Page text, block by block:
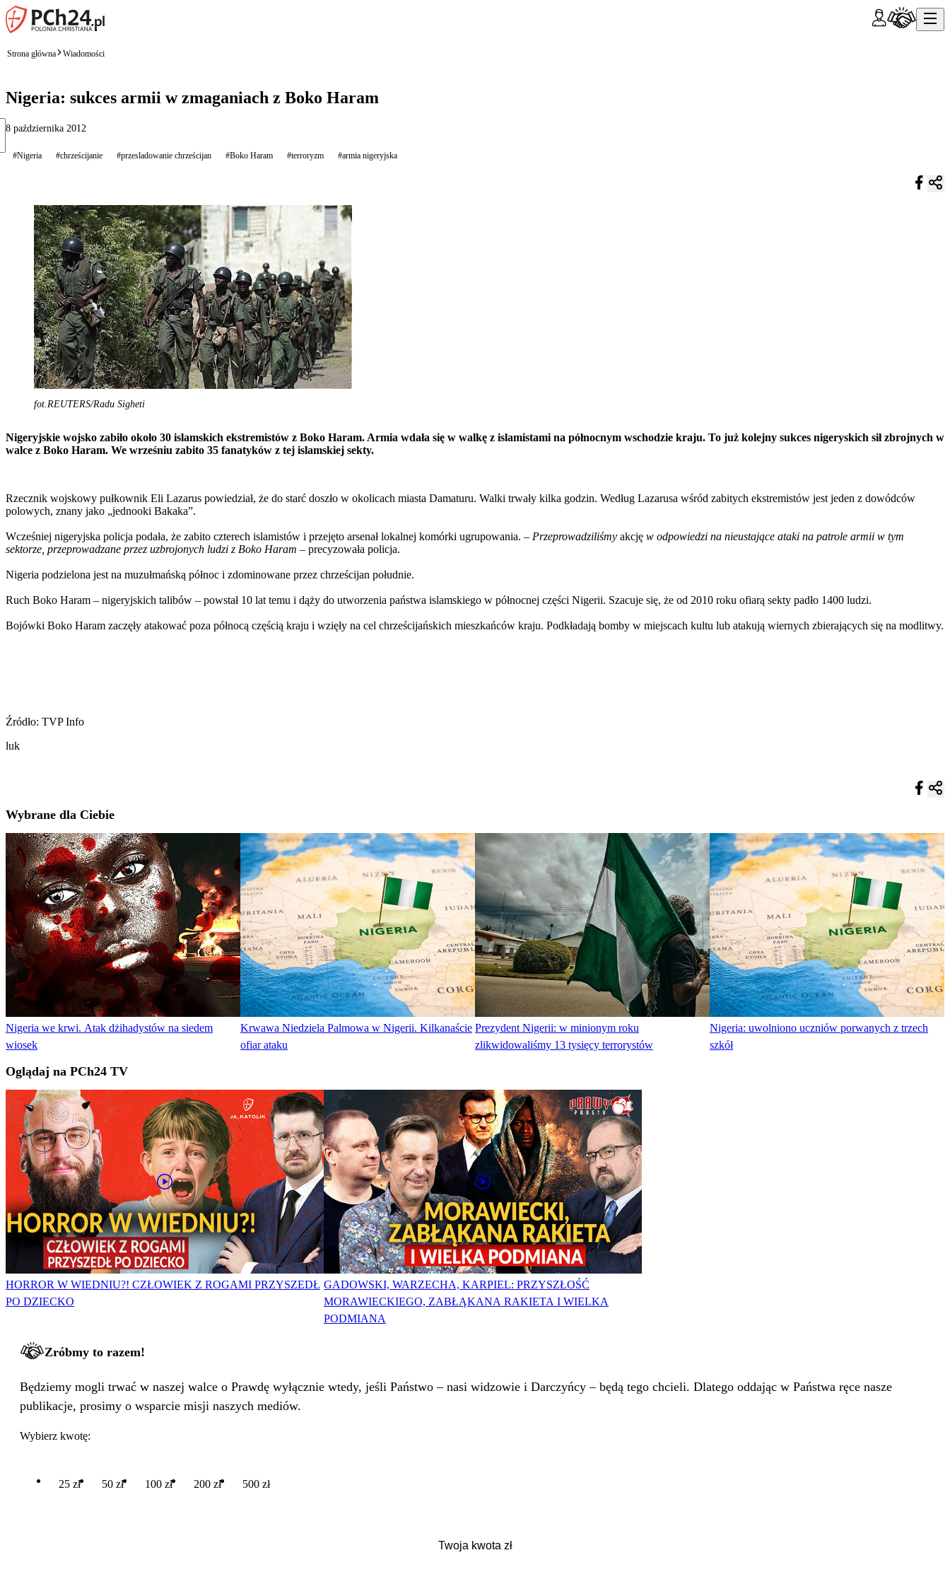
Strona główna Wiadomości
Nigeria: sukces armii w zmaganiach z Boko Haram
8 października 2012
#Nigeria #chrześcijanie #przesladowanie chrześcijan #Boko Haram #terroryzm #armia nigeryjska
fot.REUTERS/Radu Sigheti
Nigeryjskie wojsko zabiło około 30 islamskich ekstremistów z Boko Haram. Armia wdała się w walkę z islamistami na północnym wschodzie kraju. To już kolejny sukces nigeryskich sił zbrojnych w
walce z Boko Haram. We wrześniu zabito 35 fanatyków z tej islamskiej sekty.
Rzecznik wojskowy pułkownik Eli Lazarus powiedział, że do starć doszło w okolicach miasta Damaturu. Walki trwały kilka godzin. Według Lazarusa wśród zabitych ekstremistów jest jeden z dowódców
polowych, znany jako „jednooki Bakaka”.
Wcześniej nigeryjska policja podała, że zabito czterech islamistów i przejęto arsenał lokalnej komórki ugrupowania. – Przeprowadziliśmy akcję w odpowiedzi na nieustające ataki na patrole armii w tym
sektorze, przeprowadzane przez uzbrojonych ludzi z Boko Haram – precyzowała policja.
Nigeria podzielona jest na muzułmańską północ i zdominowane przez chrześcijan południe.
Ruch Boko Haram – nigeryjskich talibów – powstał 10 lat temu i dąży do utworzenia państwa islamskiego w północnej części Nigerii. Szacuje się, że od 2010 roku ofiarą sekty padło 1400 ludzi.
Bojówki Boko Haram zaczęły atakować poza północą częścią kraju i wzięły na cel chrześcijańskich mieszkańców kraju. Podkładają bomby w miejscach kultu lub atakują wiernych zbierających się na modlitwy.
Źródło: TVP Info
luk
Wybrane dla Ciebie
Nigeria we krwi. Atak dżihadystów na siedem
wiosek
Krwawa Niedziela Palmowa w Nigerii. Kilkanaście
ofiar ataku
Prezydent Nigerii: w minionym roku
zlikwidowaliśmy 13 tysięcy terrorystów
Nigeria: uwolniono uczniów porwanych z trzech
szkół
Oglądaj na PCh24 TV
HORROR W WIEDNIU?! CZŁOWIEK Z ROGAMI PRZYSZEDŁ
PO DZIECKO
GADOWSKI, WARZECHA, KARPIEL: PRZYSZŁOŚĆ
MORAWIECKIEGO, ZABŁĄKANA RAKIETA I WIELKA
PODMIANA
Zróbmy to razem!
Będziemy mogli trwać w naszej walce o Prawdę wyłącznie wtedy, jeśli Państwo – nasi widzowie i Darczyńcy – będą tego chcieli. Dlatego oddając w Państwa ręce nasze
publikacje, prosimy o wsparcie misji naszych mediów.
Wybierz kwotę:
25 zł 50 zł 100 zł 200 zł 500 zł